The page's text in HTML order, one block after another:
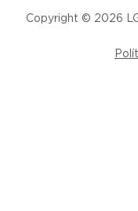
Copyright © 2026